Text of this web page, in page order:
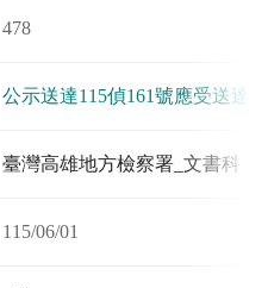
478
公示送達115偵161號應受送達
臺灣高雄地方檢察署_文書科
115/06/01